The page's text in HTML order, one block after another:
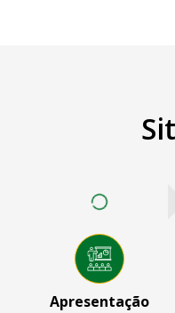
Apresentação